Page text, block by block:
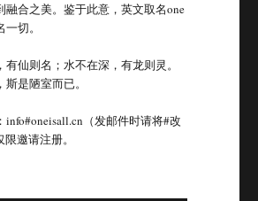
融合之美。鉴于此意，英文取名one
切。
仙则名；水不在深，有龙则灵。
是陋室而已。
（发邮件时请将#改
邀请注册。